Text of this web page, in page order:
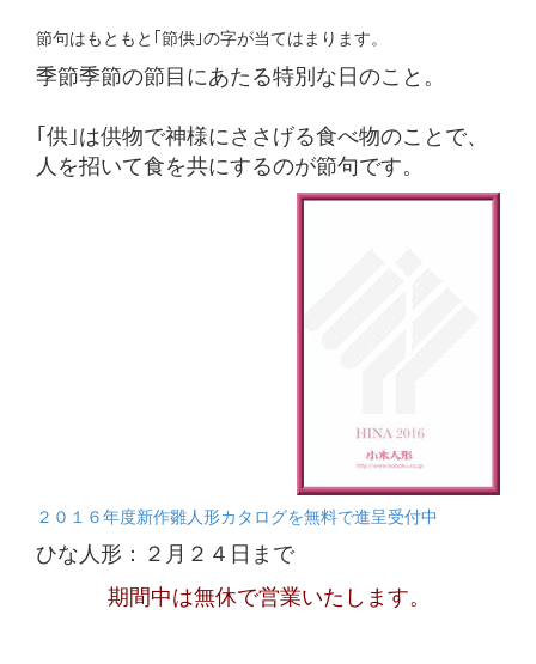
節句はもともと｢節供｣の字が当てはまります。
季節季節の節目にあたる特別な日のこと。
｢供｣は供物で神様にささげる食べ物のことで、
人を招いて食を共にするのが節句です。
２０１６年度新作雛人形カタログを無料で進呈受付中
ひな人形：２月２４日まで
期間中は無休で営業いたします。